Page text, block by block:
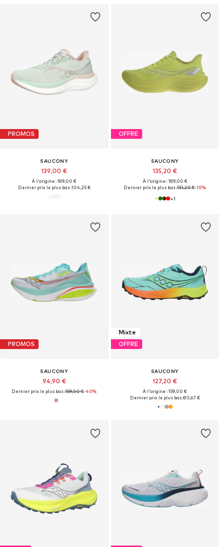
PROMOS
SAUCONY
139,00 €
À l'origine : 189,00 €
Dernier prix le plus bas :104,25 €
OFFRE
SAUCONY
135,20 €
À l'origine : 189,00 €
Dernier prix le plus bas :151,20 €-10%
+1
PROMOS
SAUCONY
94,90 €
Dernier prix le plus bas :159,00 €-40%
Mixte
OFFRE
SAUCONY
127,20 €
À l'origine : 159,00 €
Dernier prix le plus bas :80,67 €